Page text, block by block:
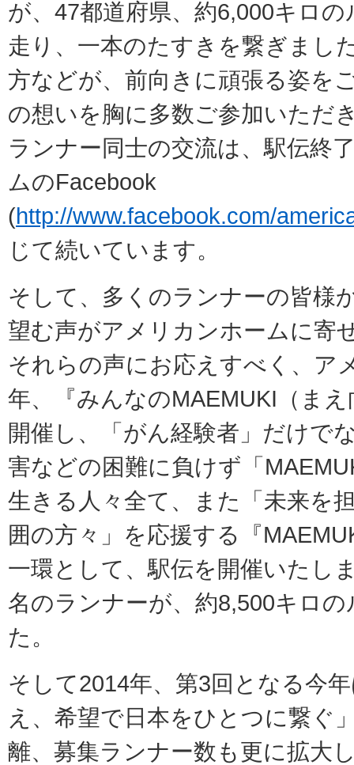
が、47都道府県、約6,000キロ
走り、一本のたすきを繋ぎまし
方などが、前向きに頑張る姿を
の想いを胸に多数ご参加いただ
ランナー同士の交流は、駅伝終
ムのFacebook
(http://www.facebook.com/
じて続いています。
そして、多くのランナーの皆様
望む声がアメリカンホームに寄
それらの声にお応えすべく、ア
年、『みんなのMAEMUKI（ま
開催し、「がん経験者」だけで
害などの困難に負けず「
生きる人々全て、また「未来を
囲の方々」を応援する『
一環として、駅伝を開催いたし
名のランナーが、約8,500キロ
た。
そして2014年、第3回となる今
え、希望で日本をひとつに繋ぐ
離、募集ランナー数も更に拡大